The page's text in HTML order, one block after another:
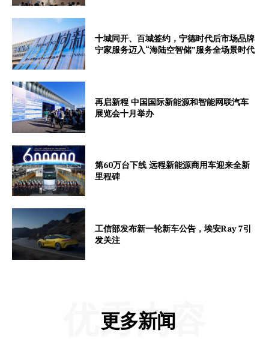
十城同开、百城签约，宁德时代后市场品牌
宁家服务迈入“海陆空智储”服务全场景时代
再启新程 中国国际新能源和智能网联汽车
展览会十月举办
第60万台下线 远程新能源商用车迎来全新
里程碑
工信部发布新一轮新车公告，埃安Ray 7引
发关注
更多新闻
优秀内容